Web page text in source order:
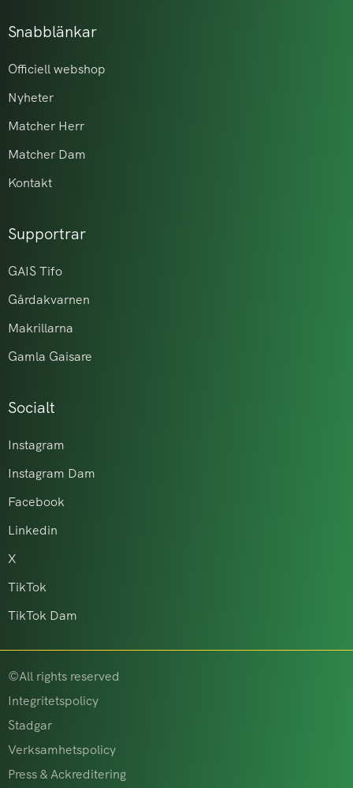
Snabblänkar
Officiell webshop
Nyheter
Matcher Herr
Matcher Dam
Kontakt
Supportrar
GAIS Tifo
Gårdakvarnen
Makrillarna
Gamla Gaisare
Socialt
Instagram
Instagram Dam
Facebook
Linkedin
X
TikTok
TikTok Dam
©All rights reserved
Integritetspolicy
Stadgar
Verksamhetspolicy
Press & Ackreditering